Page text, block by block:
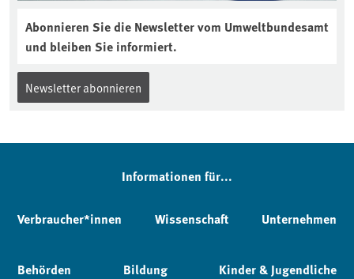
Abonnieren Sie die Newsletter vom Umweltbundesamt
und bleiben Sie informiert.
Newsletter abonnieren
Informationen für...
Verbraucher*innen Wissenschaft Unternehmen
Behörden Bildung Kinder & Jugendliche